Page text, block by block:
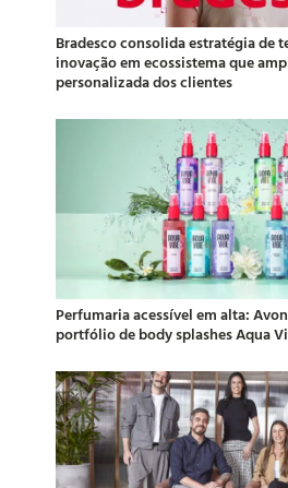
Bradesco consolida estratégia de
inovação em ecossistema que
personalizada dos clientes
Perfumaria acessível em alta:
portfólio de body splashes Aqua